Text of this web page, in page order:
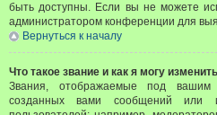
быть доступны. Если вы не можете
администратором конференции для
Вернуться к началу
Что такое звание и как я могу
Звания, отображаемые под вашим
созданных вами сообщений или